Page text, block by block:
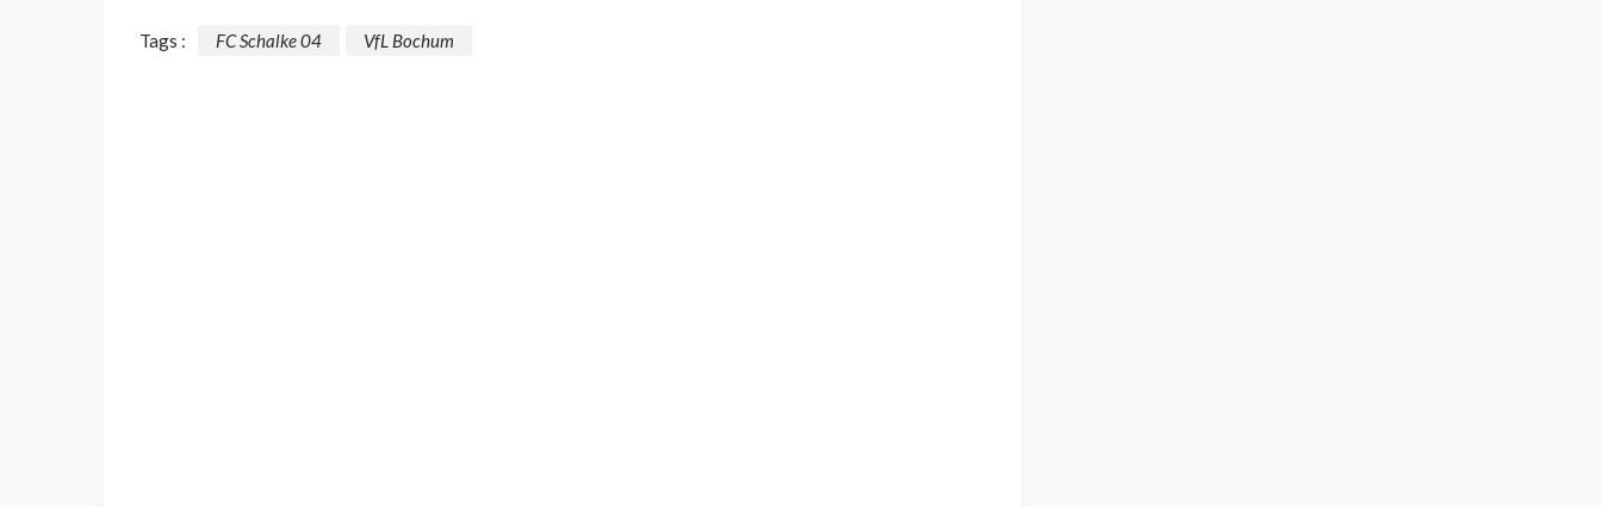
Tags : FC Schalke 04 VfL Bochum